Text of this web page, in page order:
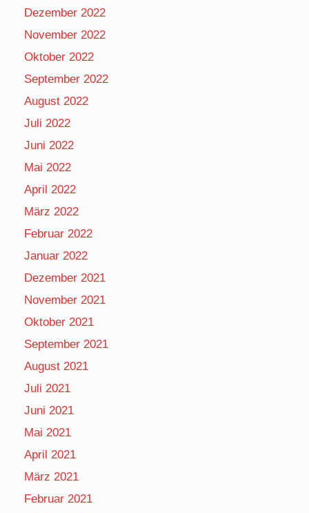
Dezember 2022
November 2022
Oktober 2022
September 2022
August 2022
Juli 2022
Juni 2022
Mai 2022
April 2022
März 2022
Februar 2022
Januar 2022
Dezember 2021
November 2021
Oktober 2021
September 2021
August 2021
Juli 2021
Juni 2021
Mai 2021
April 2021
März 2021
Februar 2021